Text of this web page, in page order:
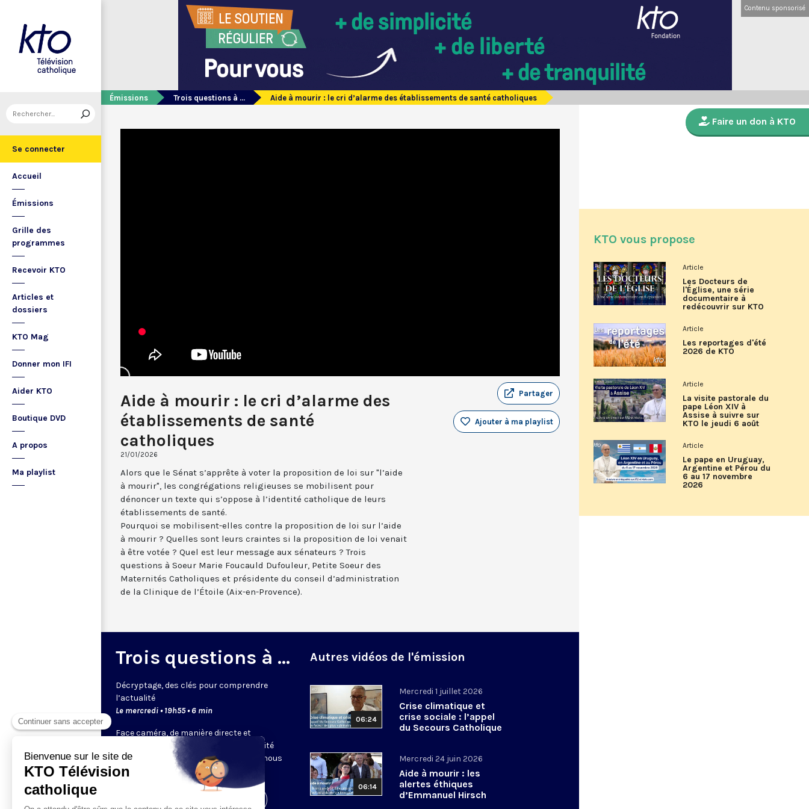
Se connecter
Accueil
Émissions
Grille des
programmes
Recevoir KTO
Articles et
dossiers
KTO Mag
Donner mon IFI
Aider KTO
Boutique DVD
A propos
Ma playlist
Contenu sponsorisé
Émissions Trois questions à ... Aide à mourir : le cri d’alarme des établissements de santé catholiques
Aide à mourir : le cri d’alarme des
établissements de santé
catholiques
21/01/2026
Partager
Ajouter à ma playlist
Alors que le Sénat s’apprête à voter la proposition de loi sur "l’aide
à mourir", les congrégations religieuses se mobilisent pour
dénoncer un texte qui s’oppose à l’identité catholique de leurs
établissements de santé.
Pourquoi se mobilisent-elles contre la proposition de loi sur l’aide
à mourir ? Quelles sont leurs craintes si la proposition de loi venait
à être votée ? Quel est leur message aux sénateurs ? Trois
questions à Soeur Marie Foucauld Dufouleur, Petite Soeur des
Maternités Catholiques et présidente du conseil d’administration
de la Clinique de l’Étoile (Aix-en-Provence).
Trois questions à ...
Décryptage, des clés pour comprendre
l’actualité
Le mercredi • 19h55 • 6 min
Face caméra, de manière directe et
dynamique, un expert de KTO ou un invité
choisi par la rédaction décrypte pour nous
un sujet.
Autres vidéos de l'émission
06:24
Mercredi 1 juillet 2026
Crise climatique et
crise sociale : l’appel
du Secours Catholique
06:14
Mercredi 24 juin 2026
Aide à mourir : les
alertes éthiques
d’Emmanuel Hirsch
Faire un don à KTO
KTO vous propose
Article
Les Docteurs de
l'Église, une série
documentaire à
redécouvrir sur KTO
Article
Les reportages d'été
2026 de KTO
Article
La visite pastorale du
pape Léon XIV à
Assise à suivre sur
KTO le jeudi 6 août
Article
Le pape en Uruguay,
Argentine et Pérou du
6 au 17 novembre
2026